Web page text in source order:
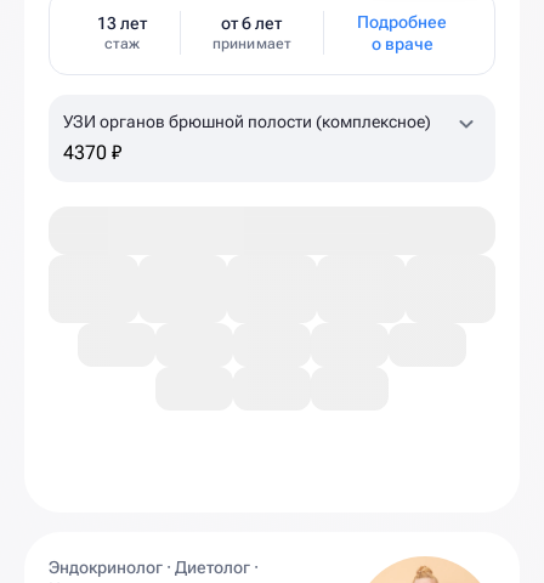
13 лет
стаж
от 6 лет
принимает
Подробнее
о враче
УЗИ органов брюшной полости (комплексное)
4370 ₽
Эндокринолог · Диетолог ·